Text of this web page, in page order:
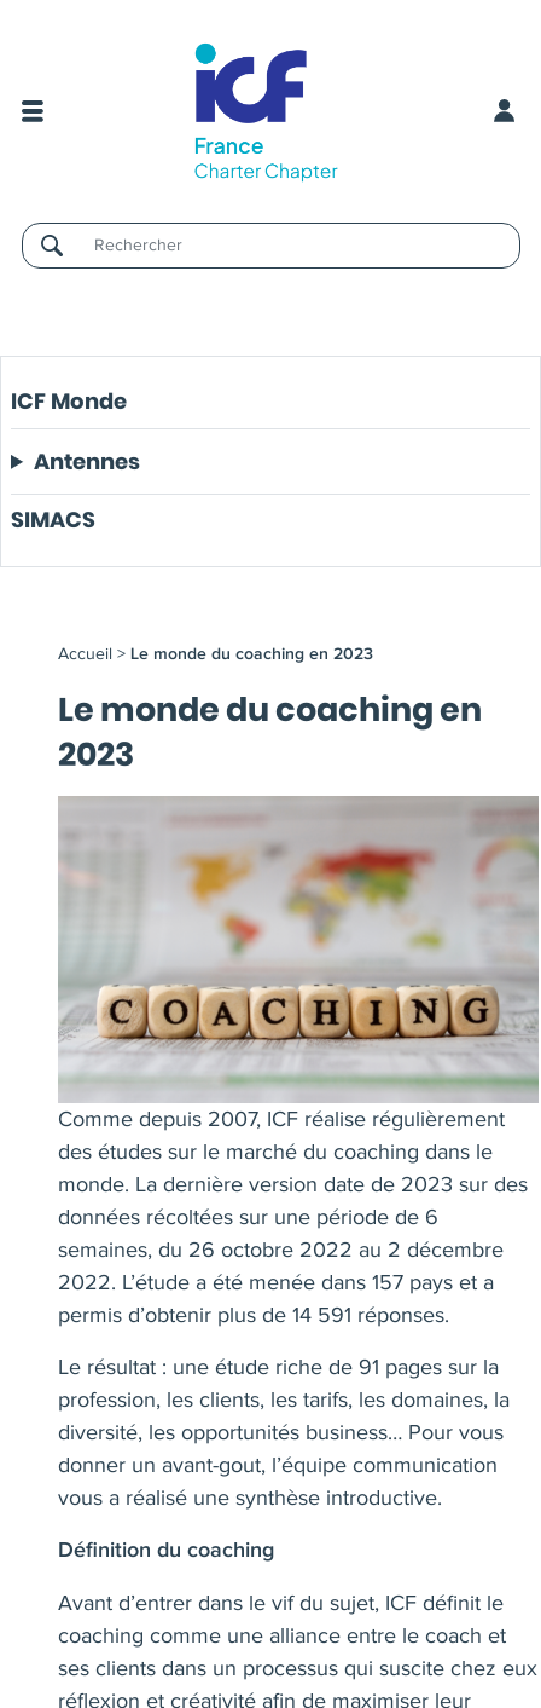
Username
ICF Monde
Antennes
SIMACS
Accueil > Le monde du coaching en 2023
Le monde du coaching en
2023
Comme depuis 2007, ICF réalise régulièrement
des études sur le marché du coaching dans le
monde. La dernière version date de 2023 sur des
données récoltées sur une période de 6
semaines, du 26 octobre 2022 au 2 décembre
2022. L’étude a été menée dans 157 pays et a
permis d’obtenir plus de 14 591 réponses.
Le résultat : une étude riche de 91 pages sur la
profession, les clients, les tarifs, les domaines, la
diversité, les opportunités business… Pour vous
donner un avant-gout, l’équipe communication
vous a réalisé une synthèse introductive.
Définition du coaching
Avant d’entrer dans le vif du sujet, ICF définit le
coaching comme une alliance entre le coach et
ses clients dans un processus qui suscite chez eux
réflexion et créativité afin de maximiser leur